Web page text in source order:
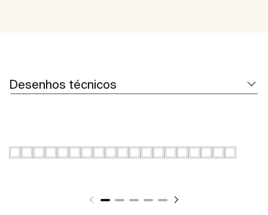
Desenhos técnicos